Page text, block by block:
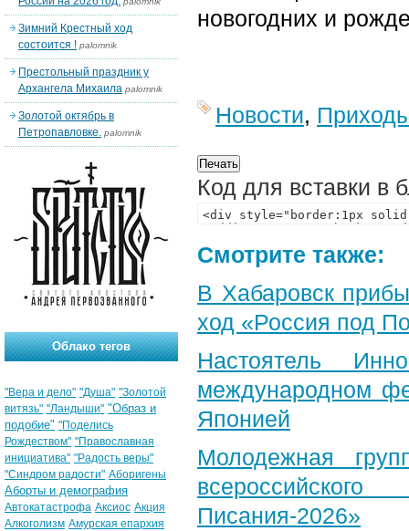
новогодних и
Новости,
Код для вставки в
Смотрите также:
В Хабаровск
ход «Россия под
Настоятель
международном
Японией
Молодежная
Писания-2026»
Зимний Крестный ход
состоится ! palomnik
Престольный праздник у
Архангела Михаила palomnik
Золотой октябрь в
Петропавловке. palomnik
Облако тегов
"Вера и дело" "Душа" "Золотой
витязь" "Ландыши" "Образ и
подобие" "Поделись
Рождеством" "Православная
инициатива" "Радость веры"
"Синдром радости" Аборигены
Аборты и демография
Автокатастрофа Аксиос Акция
Алкоголизм Амурская епархия